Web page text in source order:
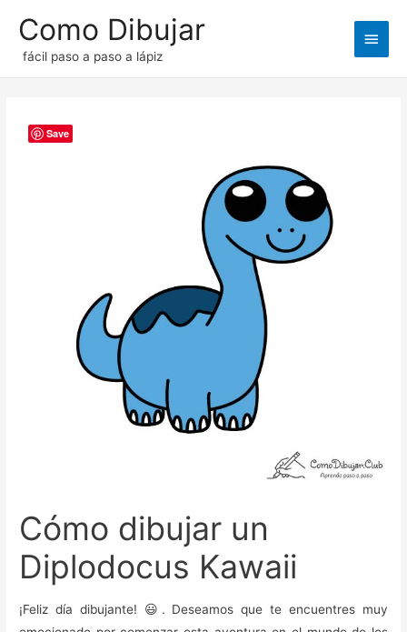
Como Dibujar
fácil paso a paso a lápiz
Menú
Cómo dibujar un
Diplodocus Kawaii
¡Feliz día dibujante! 😃. Deseamos que te encuentres muy
Save